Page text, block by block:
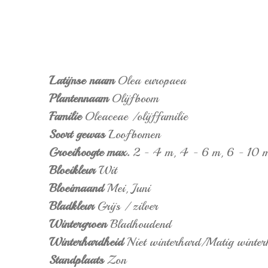
Latijnse naamOlea europaea
PlantennaamOlijfboom
FamilieOleaceae /olijffamilie
Soort gewasLoofbomen
Groeihoogte max. 2 - 4 m, 4 - 6 m, 6 - 10
BloeikleurWit
BloeimaandMei, Juni
Bladkleur Grijs / zilver
WintergroenBladhoudend
WinterhardheidNiet winterhard/Matig
StandplaatsZon